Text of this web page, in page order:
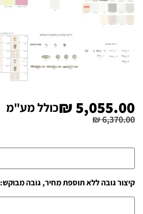
₪6,370.00
₪5,055.00 כולל מע"מ
קיצור גובה ללא תוספת מחיר, גובה מבוקש: